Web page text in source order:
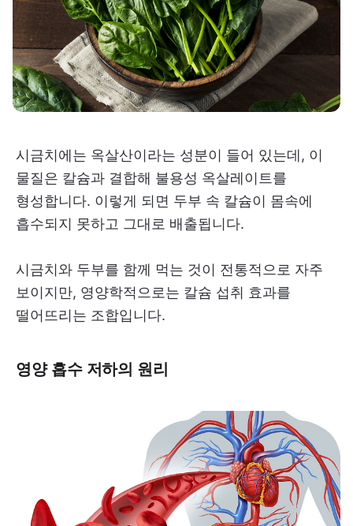
시금치에는 옥살산이라는 성분이 들어 있는데, 이
물질은 칼슘과 결합해 불용성 옥살레이트를
형성합니다. 이렇게 되면 두부 속 칼슘이 몸속에
흡수되지 못하고 그대로 배출됩니다.
시금치와 두부를 함께 먹는 것이 전통적으로 자주
보이지만, 영양학적으로는 칼슘 섭취 효과를
떨어뜨리는 조합입니다.
영양 흡수 저하의 원리